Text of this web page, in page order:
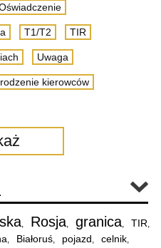
T1/T2 TIR
Uwaga
kierowców
, Rosja, granica, TIR,
, Białoruś, pojazd, celnik,